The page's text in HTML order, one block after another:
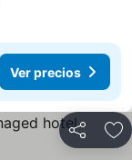
Ver precios
Compartir